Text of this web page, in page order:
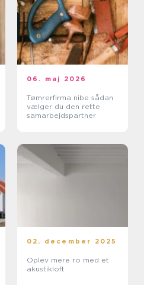
06. maj 2026
Tømrerfirma nibe sådan
vælger du den rette
samarbejdspartner
02. december 2025
Oplev mere ro med et
akustikloft